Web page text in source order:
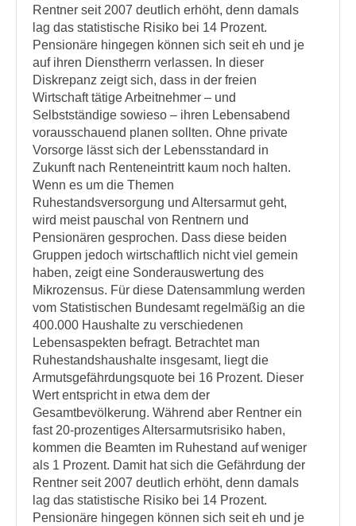
Rentner seit 2007 deutlich erhöht, denn damals
lag das statistische Risiko bei 14 Prozent.
Pensionäre hingegen können sich seit eh und je
auf ihren Dienstherrn verlassen. In dieser
Diskrepanz zeigt sich, dass in der freien
Wirtschaft tätige Arbeitnehmer – und
Selbstständige sowieso – ihren Lebensabend
vorausschauend planen sollten. Ohne private
Vorsorge lässt sich der Lebensstandard in
Zukunft nach Renteneintritt kaum noch halten.
Wenn es um die Themen
Ruhestandsversorgung und Altersarmut geht,
wird meist pauschal von Rentnern und
Pensionären gesprochen. Dass diese beiden
Gruppen jedoch wirtschaftlich nicht viel gemein
haben, zeigt eine Sonderauswertung des
Mikrozensus. Für diese Datensammlung werden
vom Statistischen Bundesamt regelmäßig an die
400.000 Haushalte zu verschiedenen
Lebensaspekten befragt. Betrachtet man
Ruhestandshaushalte insgesamt, liegt die
Armutsgefährdungsquote bei 16 Prozent. Dieser
Wert entspricht in etwa dem der
Gesamtbevölkerung. Während aber Rentner ein
fast 20-prozentiges Altersarmutsrisiko haben,
kommen die Beamten im Ruhestand auf weniger
als 1 Prozent. Damit hat sich die Gefährdung der
Rentner seit 2007 deutlich erhöht, denn damals
lag das statistische Risiko bei 14 Prozent.
Pensionäre hingegen können sich seit eh und je